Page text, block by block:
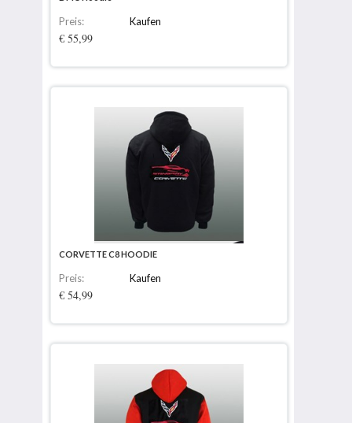
Preis:
€ 55,99
Kaufen
CORVETTE C8 HOODIE
Preis:
€ 54,99
Kaufen